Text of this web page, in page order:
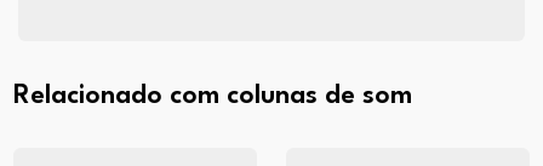
Relacionado com colunas de som